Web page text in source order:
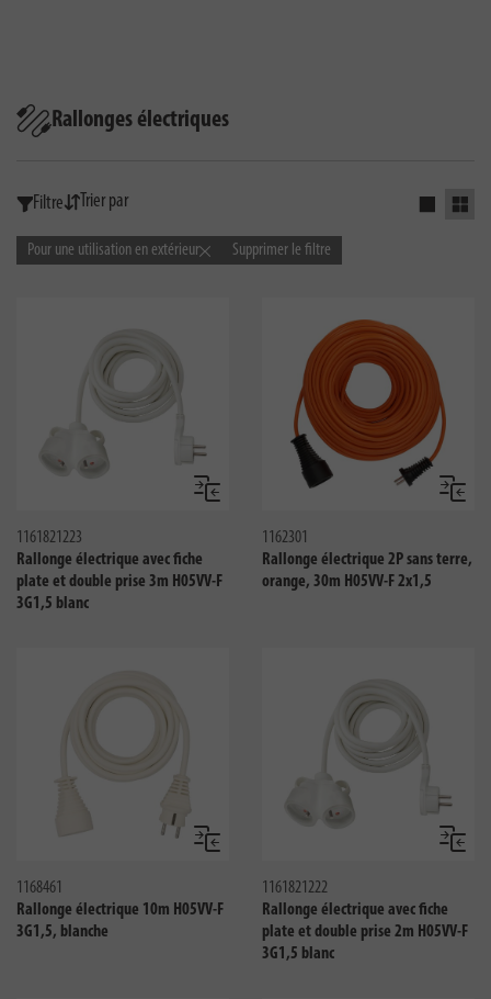
Rallonges électriques
Filtre Trier par Activer la
Pour une utilisation en extérieur Supprimer le filtre
Comparer
1161821223
Rallonge électrique avec fiche
plate et double prise 3m H05VV-F
3G1,5 blanc
1162301
Rallonge électrique 2P sans terre,
orange, 30m H05VV-F 2x1,5
Comparer
1168461
Rallonge électrique 10m H05VV-F
3G1,5, blanche
1161821222
Rallonge électrique avec fiche
plate et double prise 2m H05VV-F
3G1,5 blanc